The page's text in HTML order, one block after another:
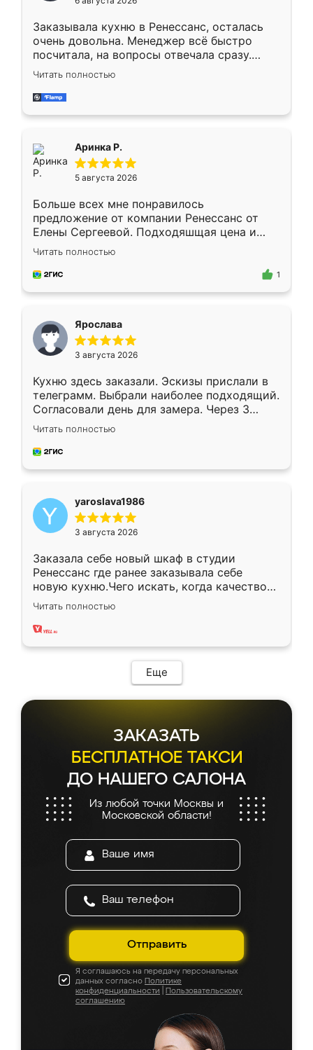
мебели буду заказывать только здесь.
Заказывала кухню в Ренессанс, осталась
очень довольна. Менеджер всё быстро
посчитала, на вопросы отвечала сразу.
Замерщик приехал в субботу, подошёл к
делу со всей ответственностью. Собрали
за день, ребята работали аккуратно, даже
Читать полностью
Аринка Р.
5 августа 2026
Больше всех мне понравилось
предложение от компании Ренессанс от
Елены Сергеевой. Подходяшщая цена и
короткие сроки изготовления. Приехавший
для замера сотрудник Владислав
предложил по моему эскизу самый
Читать полностью
1
Ярослава
3 августа 2026
Кухню здесь заказали. Эскизы прислали в
телеграмм. Выбрали наиболее подходящий.
Согласовали день для замера. Через 3
недели кухня была уже готова. Остались
довольны работой. Спасибо Ренессанс
мебель за качественную работу!
Читать полностью
yaroslava1986
3 августа 2026
Заказала себе новый шкаф в студии
Ренессанс где ранее заказывала себе
новую кухню.Чего искать, когда качеством
вполне довольна. Служит кухня уже почти
два года, нареканий нет.
Читать полностью
Еще
ЗАКАЗАТЬ
БЕСПЛАТНОЕ ТАКСИ
ДО НАШЕГО САЛОНА
Из любой точки Москвы и
Московской области!
Отправить
Я соглашаюсь на передачу персональных
данных согласно Политике
конфиденциальности
Пользовательскому
соглашению